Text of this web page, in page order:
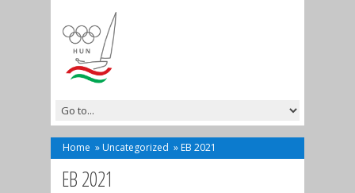
Home » Uncategorized » EB 2021
EB 2021